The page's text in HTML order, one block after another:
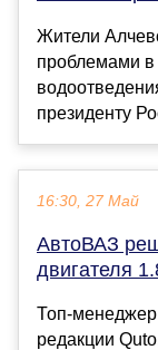
Жители
проблемами в
президенту
16:30, 27 Май
АвтоВАЗ
двигателя
Топ-менеджер
редакции